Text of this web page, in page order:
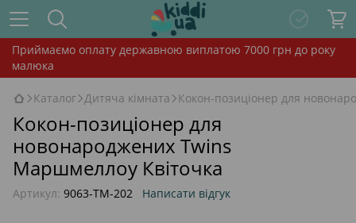
Приймаємо оплату державною виплатою 7000 грн до року
малюка
Каталог Дитяча кімната Кокон-позиціонер для
Кокон-позиціонер для
новонароджених Twins
Маршмеллоу Квіточка
Артикул: 9063-TM-202 Написати відгук